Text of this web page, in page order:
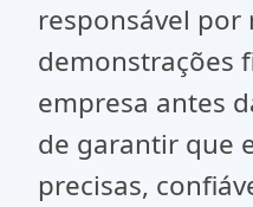
responsável por
demonstrações
empresa antes
de garantir que
precisas,